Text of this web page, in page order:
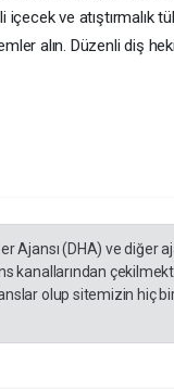
içecek ve atıştırmalık
alın. Düzenli diş
Ajansı (DHA) ve diğer
olup sitemizin hiç